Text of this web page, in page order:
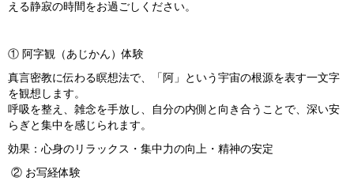
える静寂の時間をお過ごしください。
① 阿字観（あじかん）体験
真言密教に伝わる瞑想法で、「阿」という宇宙の根源を表す一文字
を観想します。
呼吸を整え、雑念を手放し、自分の内側と向き合うことで、深い安
らぎと集中を感じられます。
効果：心身のリラックス・集中力の向上・精神の安定
② お写経体験